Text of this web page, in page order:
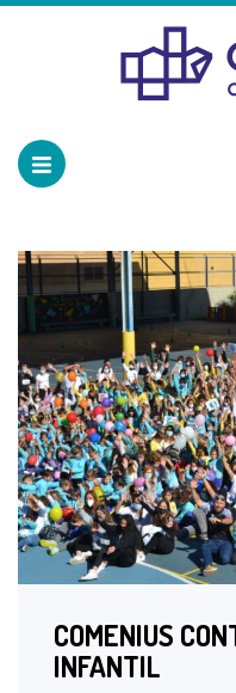
COMENIUS
INFANTIL